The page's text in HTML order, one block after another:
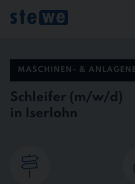
content
MASCHINEN- &
Schleifer
in Iserlohn